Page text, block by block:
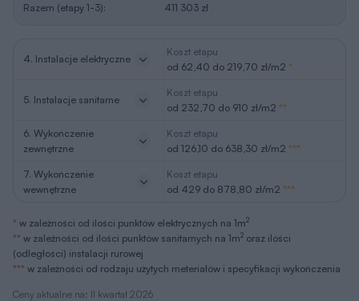
Ceny aktualne na: II kwartał 2026
Razem (etapy 1-3): 411 303 zł
4. Instalacje elektryczne
Koszt etapu
od 62,40 do 219,70 zł/m2 *
5. Instalacje sanitarne
Koszt etapu
od 232,70 do 910 zł/m2 **
6. Wykończenie
zewnętrzne
Koszt etapu
od 126,10 do 638,30 zł/m2 ***
7. Wykończenie
wewnętrzne
Koszt etapu
od 429 do 878,80 zł/m2 ***
* w zależności od ilości punktów elektrycznych na 1m2
** w zależności od ilości punktów sanitarnych na 1m2 oraz ilości
(odległości) instalacji rurowej
*** w zależności od rodzaju użytych meteriałów i specyfikacji wykończenia